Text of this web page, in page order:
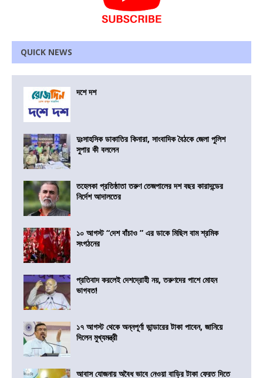
QUICK NEWS
দশে দশ
দুঃসাহসিক ডাকাতির কিনারা, সাংবাদিক বৈঠকে জেলা পুলিশ
সুপার কী বললেন
তহেলকা প্রতিষ্ঠাতা তরুণ তেজপালের দশ বছর কারাদন্ডের
নির্দেশ আদালতের
১০ আগস্ট “দেশ বাঁচাও ” এর ডাকে মিছিল বাম শ্রমিক
সংগঠনের
প্রতিবাদ করলেই দেশদ্রোহী নয়, তরুণদের পাশে মোহন
ভাগবত!
১৭ আগস্ট থেকে অন্নপূর্ণা ভান্ডারের টাকা পাবেন, জানিয়ে
দিলেন মুখ্যমন্ত্রী
আবাস যোজনায় অবৈধ ভাবে নেওয়া বাড়ির টাকা ফেরত দিতে